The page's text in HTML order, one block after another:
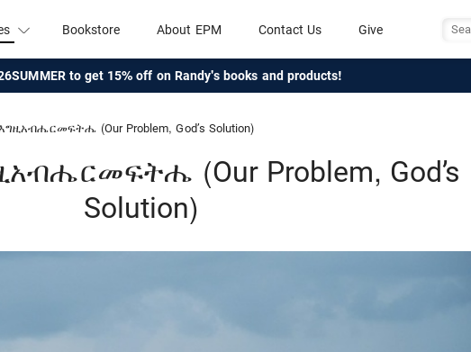
Bookstore About EPM Contact Us Give
to get 15% off on Randy's books and products!
(Our Problem, God’s Solution)
(Our Problem, God’s
Solution)